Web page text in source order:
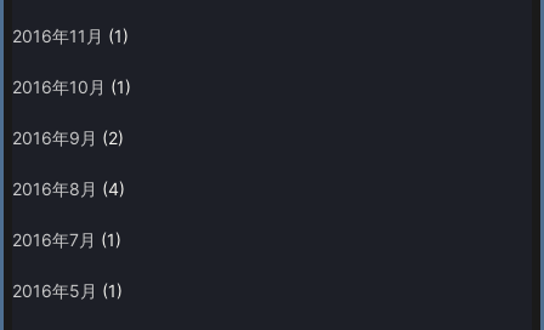
2016年11月 (1)
2016年10月 (1)
2016年9月 (2)
2016年8月 (4)
2016年7月 (1)
2016年5月 (1)